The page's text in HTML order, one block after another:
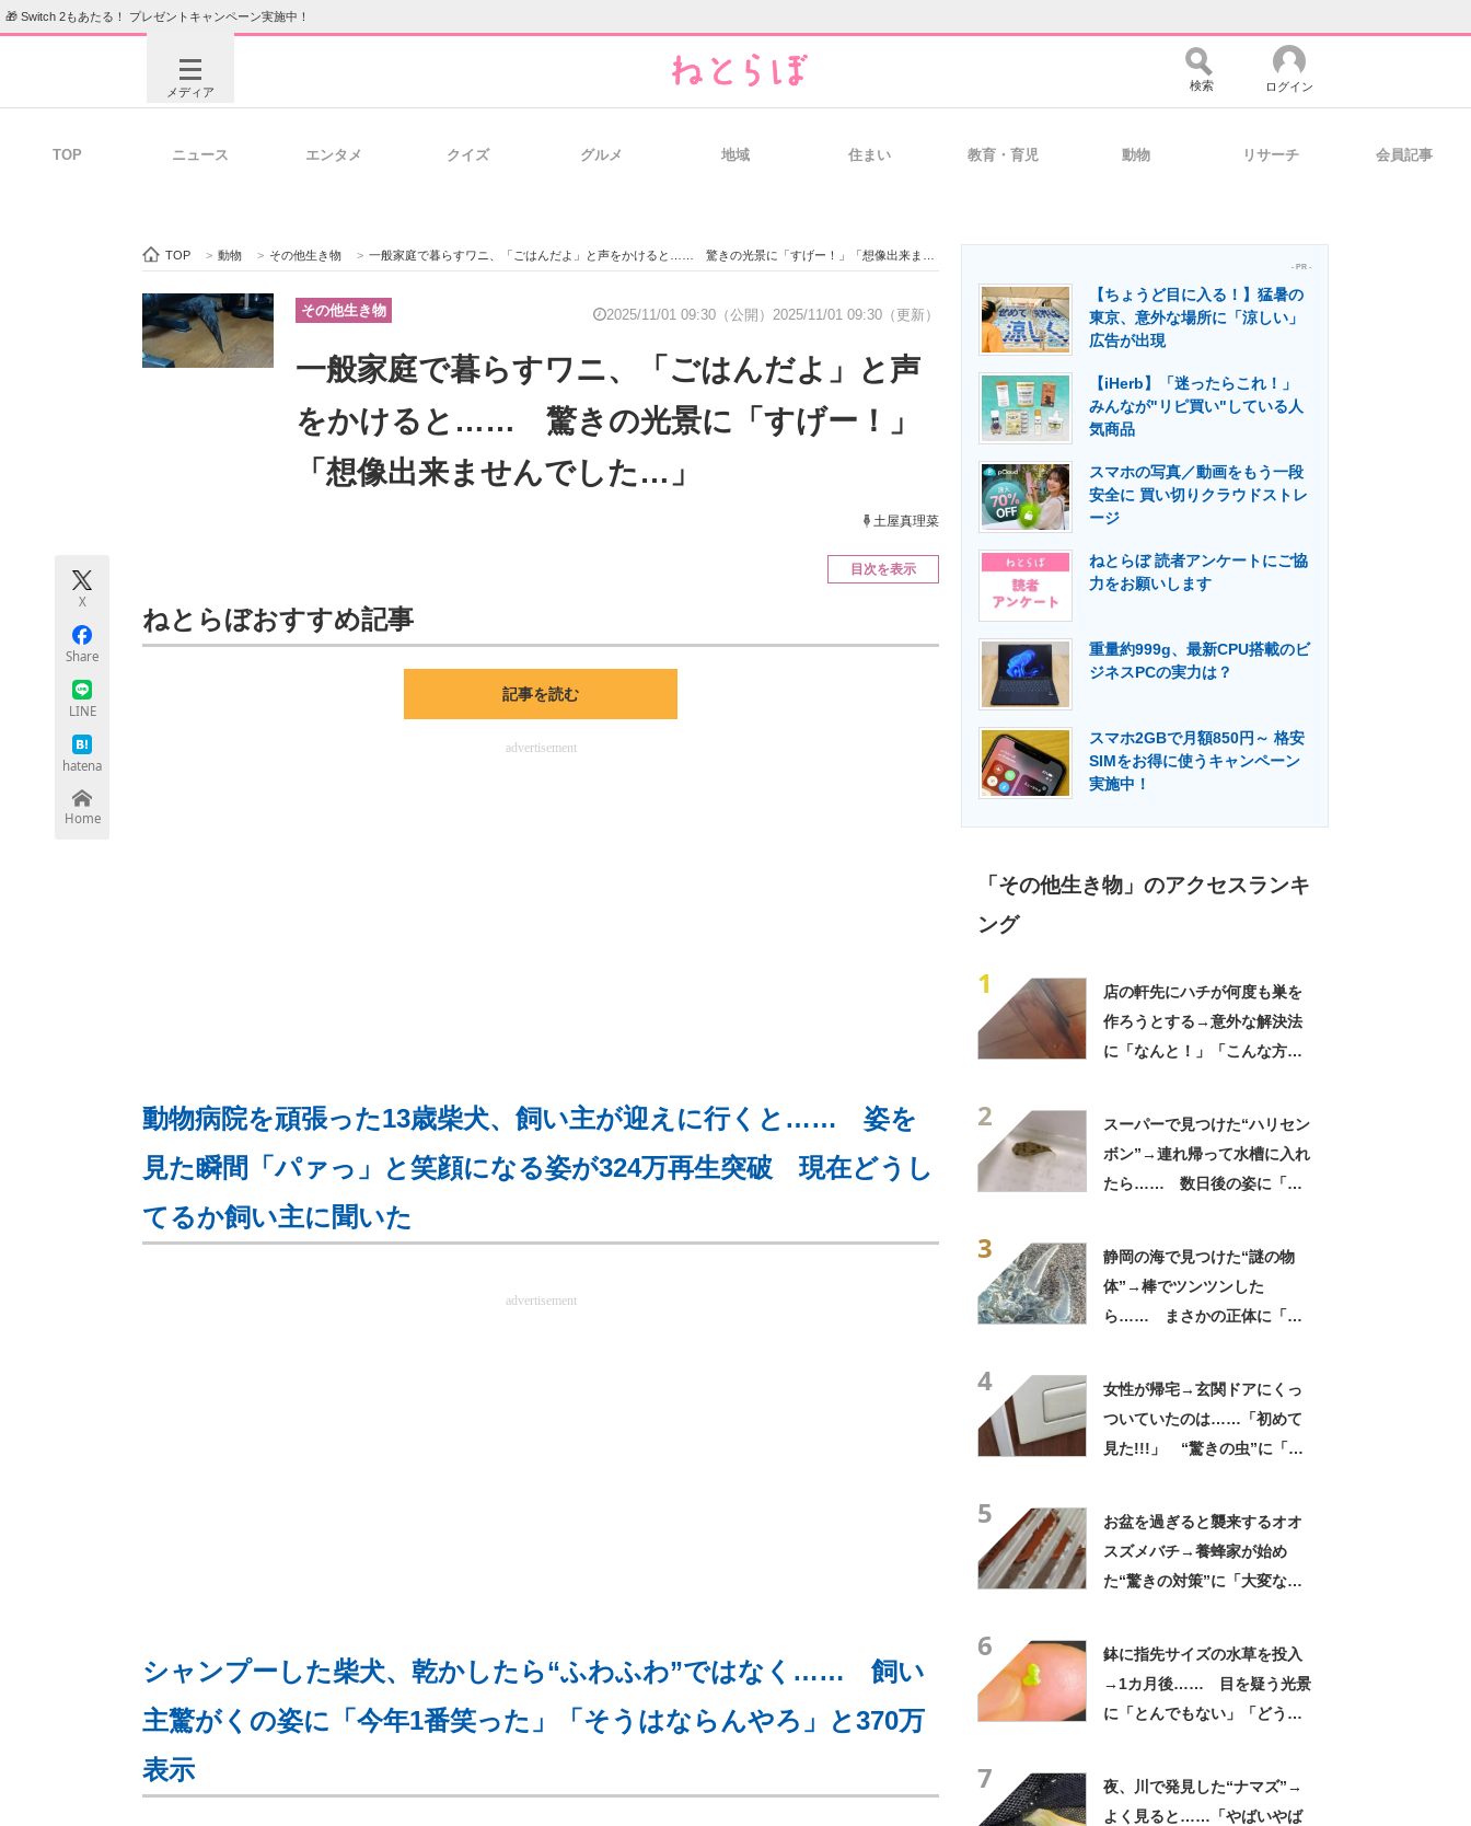
🎁 Switch 2もあたる！ プレゼントキャンペーン実施中！
メディア
ビジネスと働き方のヒント 経営リーダーのコミュニティ マーケ×ITの今がよく分かる
製造業のIT導入・活用を支援
エネルギーの専門メディア 建設×テクノロジーの最前線
ちょっと気になるネットの話題
検索 ログイン
TOP ニュース エンタメ クイズ グルメ 地域 住まい 教育・育児 動物 リサーチ 会員記事
TOP > 動物 > その他生き物 > 一般家庭で暮らすワニ、「ごはんだよ」と声をかけると…… 驚きの光景に「すげー！」「想像出来ませんでした…」
その他生き物 2025/11/01 09:30（公開） 2025/11/01 09:30（更新）
一般家庭で暮らすワニ、「ごはんだよ」と声
をかけると…… 驚きの光景に「すげー！」
「想像出来ませんでした…」
土屋真理菜
X
Share
LINE
hatena
Home
目次を表示
ねとらぼおすすめ記事
記事を読む
advertisement
動物病院を頑張った13歳柴犬、飼い主が迎えに行くと…… 姿を
見た瞬間「パァっ」と笑顔になる姿が324万再生突破 現在どうし
てるか飼い主に聞いた
advertisement
シャンプーした柴犬、乾かしたら“ふわふわ”ではなく…… 飼い
主驚がくの姿に「今年1番笑った」「そうはならんやろ」と370万
表示
- PR -
【ちょうど目に入る！】猛暑の
東京、意外な場所に「涼しい」
広告が出現
【iHerb】「迷ったらこれ！」
みんなが"リピ買い"している人
気商品
スマホの写真／動画をもう一段
安全に 買い切りクラウドストレ
ージ
ねとらぼ 読者アンケートにご協
力をお願いします
重量約999g、最新CPU搭載のビ
ジネスPCの実力は？
スマホ2GBで月額850円～ 格安
SIMをお得に使うキャンペーン
実施中！
「その他生き物」のアクセスランキ
ング
1
店の軒先にハチが何度も巣を
作ろうとする→意外な解決法
に「なんと！」「こんな方法
2
スーパーで見つけた“ハリセン
ボン”→連れ帰って水槽に入れ
たら…… 数日後の姿に「な
3
静岡の海で見つけた“謎の物
体”→棒でツンツンした
ら…… まさかの正体に「ギ
4
女性が帰宅→玄関ドアにくっ
ついていたのは……「初めて
見た!!!」 “驚きの虫”に「良
5
お盆を過ぎると襲来するオオ
スズメバチ→養蜂家が始め
た“驚きの対策”に「大変な作
6
鉢に指先サイズの水草を投入
→1カ月後…… 目を疑う光景
に「とんでもない」「どうし
7
夜、川で発見した“ナマズ”→
よく見ると……「やばいやば